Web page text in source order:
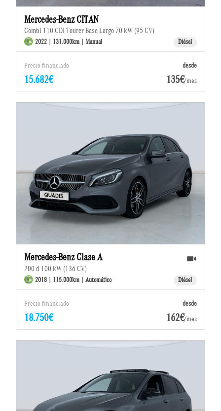
Mercedes-Benz CITAN
Combi 110 CDI Tourer Base Largo 70 kW (95 CV)
2022 | 131.000km | Manual Diésel
Precio financiado desde
15.682€ 135€/mes
Mercedes-Benz Clase A
200 d 100 kW (136 CV)
2018 | 115.000km | Automático Diésel
Precio financiado desde
18.750€ 162€/mes